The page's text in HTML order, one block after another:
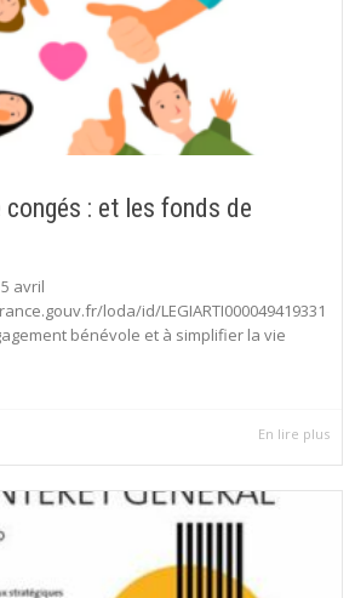
congés : et les fonds de
avril
loda/id/LEGIARTI000049419331
bénévole et à simplifier la vie
En lire plus